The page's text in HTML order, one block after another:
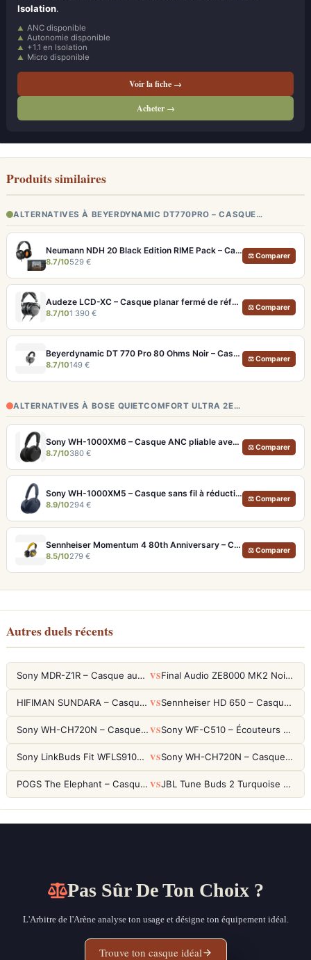
Isolation.
ANC disponible
Autonomie disponible
+1.1 en Isolation
Micro disponible
Voir la fiche →
Acheter →
Produits similaires
ALTERNATIVES À BEYERDYNAMIC DT770PRO – CASQUE…
Neumann NDH 20 Black Edition RIME Pack – Casque studio fermé pour monitoring pro et immersion binaurale
8.7/10529 €
⚖ Comparer
Audeze LCD-XC – Casque planar fermé de référence pour studio et audiophile
8.7/101 390 €
⚖ Comparer
Beyerdynamic DT 770 Pro 80 Ohms Noir – Casque studio fermé pour monitoring précis
8.7/10149 €
⚖ Comparer
ALTERNATIVES À BOSE QUIETCOMFORT ULTRA 2E…
Sony WH-1000XM6 – Casque ANC pliable avec son amélioré et égaliseur réglable
8.7/10380 €
⚖ Comparer
Sony WH-1000XM5 – Casque sans fil à réduction de bruit active et Hi-Res LDAC
8.9/10294 €
⚖ Comparer
Sennheiser Momentum 4 80th Anniversary – Casque Bluetooth édition limitée 60h
8.5/10279 €
⚖ Comparer
Autres duels récents
Sony MDR-Z1R – Casque audiophile fermé haute résolution VS Final Audio ZE8000 MK2 Noir – Écouteurs True Wireless audiophiles 8K Sound
HIFIMAN SUNDARA – Casque Planar Magnetic Ouvert Over-Ear Audiophile VS Sennheiser HD 650 – Casque audiophile ouvert pour l'écoute analytique
Sony WH-CH720N – Casque ANC 35h, Ultra-léger (192g) avec Processeur V1 VS Sony WF-C510 – Écouteurs True Wireless compacts, autonomie 22h et multipoint
Sony LinkBuds Fit WFLS910NW Blanc – Écouteurs Sport Ailes ANC VS Sony WH-CH720N – Casque ANC 35h, Ultra-léger (192g) avec Processeur V1
POGS The Elephant – Casque Filaire Enfants 85dB POGS-Safe™ (Éco-Responsable) VS JBL Tune Buds 2 Turquoise – Écouteurs True Wireless avec ANC et autonomie 48h
Pas Sûr De Ton Choix ?
L'Arbitre de l'Arène analyse ton usage et désigne ton équipement idéal.
Trouve ton casque idéal